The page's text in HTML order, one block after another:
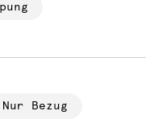
Nur Bezug